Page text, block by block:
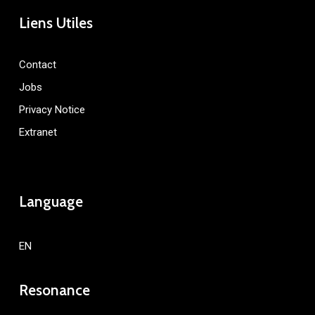
Liens Utiles
Contact
Jobs
Privacy Notice
Extranet
Language
EN
Resonance